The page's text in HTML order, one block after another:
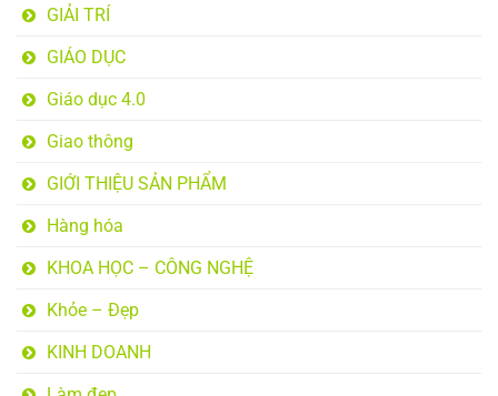
GIẢI TRÍ
GIÁO DỤC
Giáo dục 4.0
Giao thông
GIỚI THIỆU SẢN PHẨM
Hàng hóa
KHOA HỌC – CÔNG NGHỆ
Khỏe – Đẹp
KINH DOANH